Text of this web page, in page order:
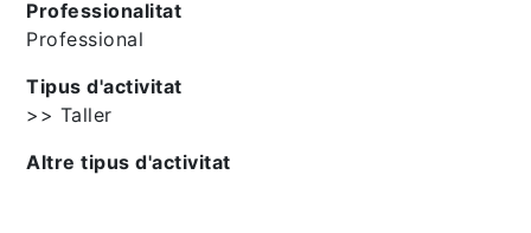
Professionalitat
Professional
Tipus d'activitat
>> Taller
Altre tipus d'activitat